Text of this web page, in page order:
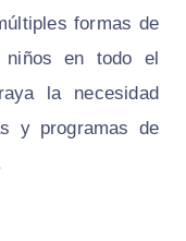
formas de
niños en todo el
la necesidad
y programas de